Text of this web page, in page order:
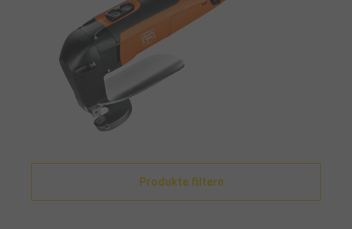
Produkte filtern